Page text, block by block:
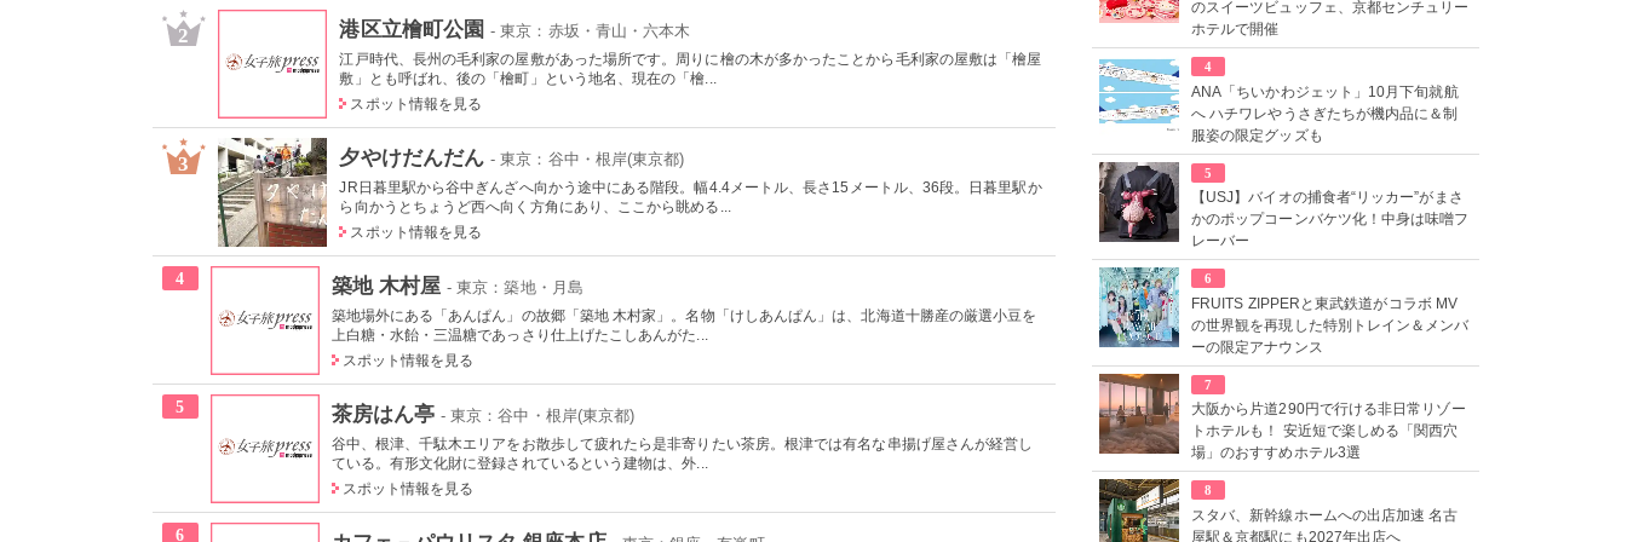
2 港区立檜町公園 - 東京：赤坂・青山・六本木
江戸時代、長州の毛利家の屋敷があった場所です。周りに檜の木が多かったことから毛利家の屋敷は「檜屋
敷」とも呼ばれ、後の「檜町」という地名、現在の「檜...
スポット情報を見る
3 夕やけだんだん - 東京：谷中・根岸(東京都)
JR日暮里駅から谷中ぎんざへ向かう途中にある階段。幅4.4メートル、長さ15メートル、36段。日暮里駅か
ら向かうとちょうど西へ向く方角にあり、ここから眺める...
スポット情報を見る
4 築地 木村屋 - 東京：築地・月島
築地場外にある「あんぱん」の故郷「築地 木村家」。名物「けしあんぱん」は、北海道十勝産の厳選小豆を
上白糖・水飴・三温糖であっさり仕上げたこしあんがた...
スポット情報を見る
5 茶房はん亭 - 東京：谷中・根岸(東京都)
谷中、根津、千駄木エリアをお散歩して疲れたら是非寄りたい茶房。根津では有名な串揚げ屋さんが経営し
ている。有形文化財に登録されているという建物は、外...
スポット情報を見る
6
のスイーツビュッフェ、京都センチュリー
ホテルで開催
4
ANA「ちいかわジェット」10月下旬就航
へ ハチワレやうさぎたちが機内品に＆制
服姿の限定グッズも
5
【USJ】バイオの捕食者“リッカー”がまさ
かのポップコーンバケツ化！中身は味噌フ
レーバー
6
FRUITS ZIPPERと東武鉄道がコラボ MV
の世界観を再現した特別トレイン＆メンバ
ーの限定アナウンス
7
大阪から片道290円で行ける非日常リゾー
トホテルも！ 安近短で楽しめる「関西穴
場」のおすすめホテル3選
8
スタバ、新幹線ホームへの出店加速 名古
屋駅＆京都駅にも2027年出店へ